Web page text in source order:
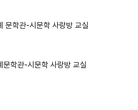
문학관-시문학 사랑방 교실
문학관-시문학 사랑방 교실